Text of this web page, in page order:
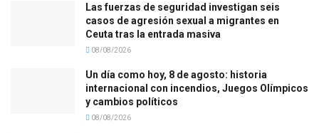
Las fuerzas de seguridad investigan seis
casos de agresión sexual a migrantes en
Ceuta tras la entrada masiva
08/08/2026
Un día como hoy, 8 de agosto: historia
internacional con incendios, Juegos Olímpicos
y cambios políticos
08/08/2026